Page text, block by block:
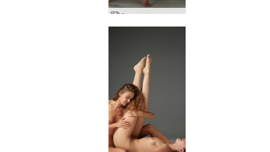
Ερωτική φαντασία Alya και Oksi